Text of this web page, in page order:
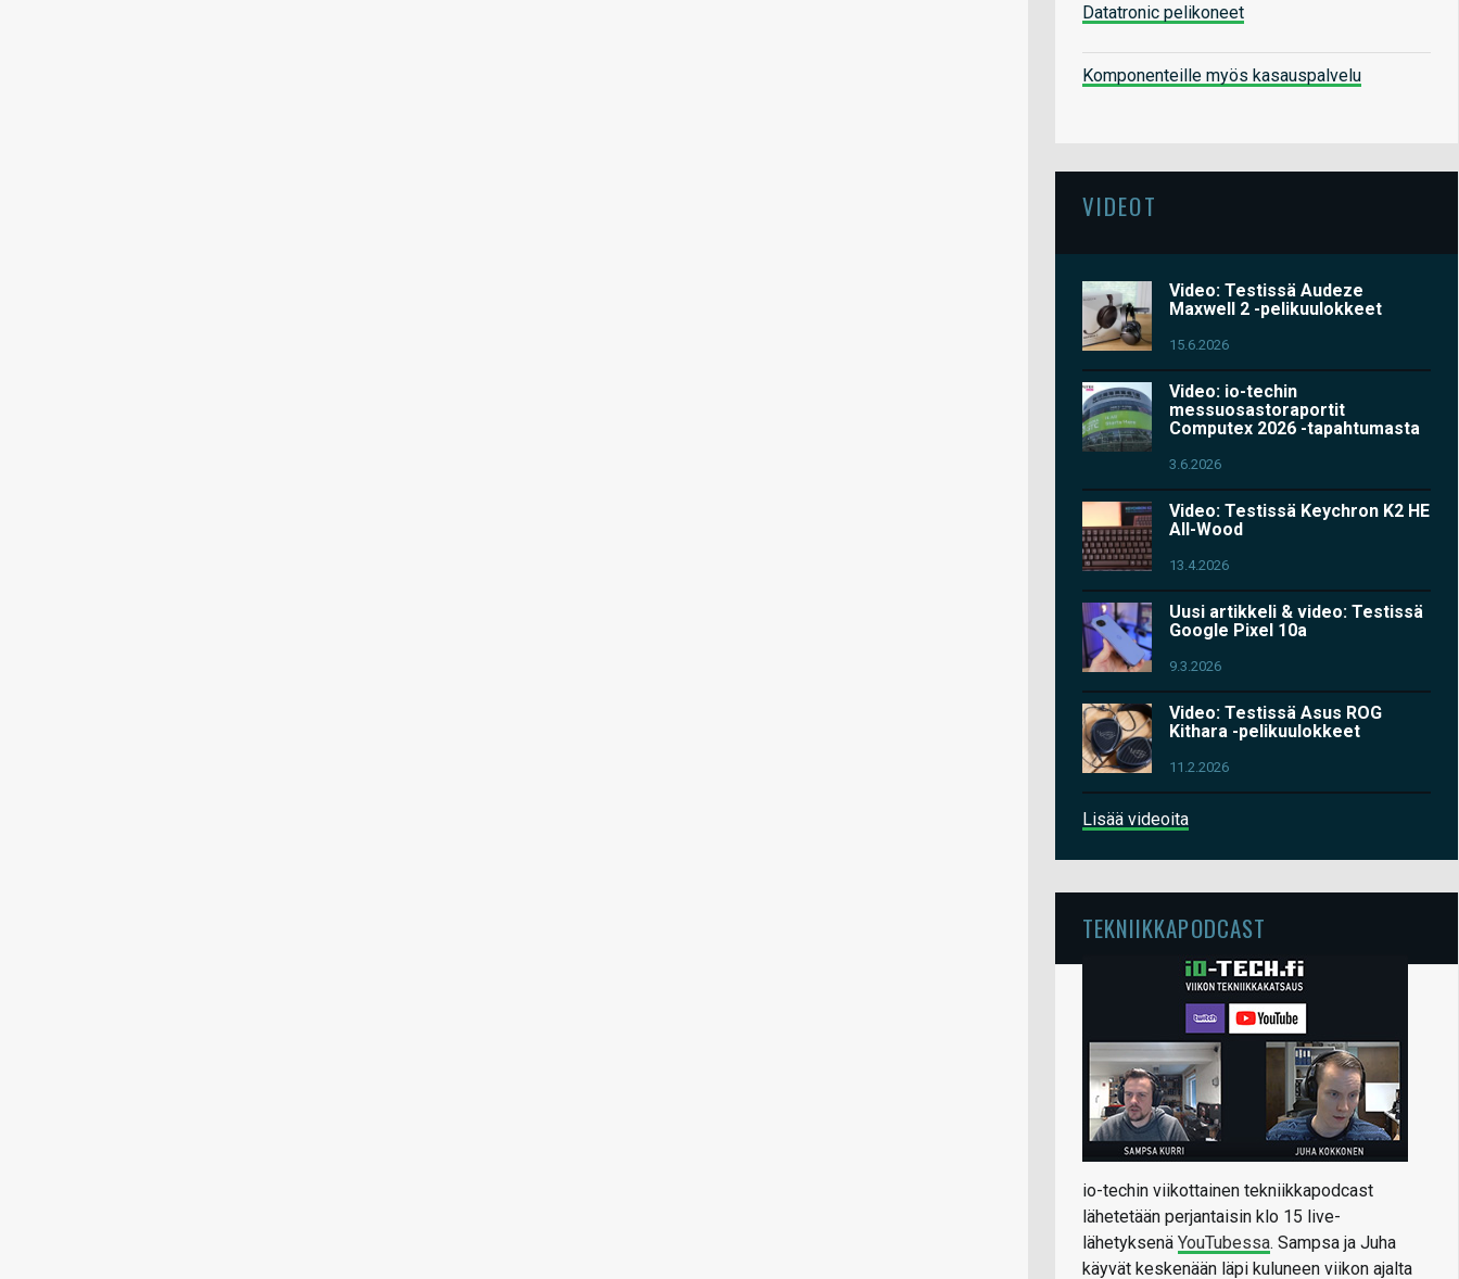
Datatronic pelikoneet
Komponenteille myös kasauspalvelu
VIDEOT
Video: Testissä Audeze
Maxwell 2 -pelikuulokkeet
15.6.2026
Video: io-techin
messuosastoraportit
Computex 2026 -tapahtumasta
3.6.2026
Video: Testissä Keychron K2 HE
All-Wood
13.4.2026
Uusi artikkeli & video: Testissä
Google Pixel 10a
9.3.2026
Video: Testissä Asus ROG
Kithara -pelikuulokkeet
11.2.2026
Lisää videoita
TEKNIIKKAPODCAST
io-techin viikottainen tekniikkapodcast
lähetetään perjantaisin klo 15 live-
lähetyksenä YouTubessa. Sampsa ja Juha
käyvät keskenään läpi kuluneen viikon ajalta